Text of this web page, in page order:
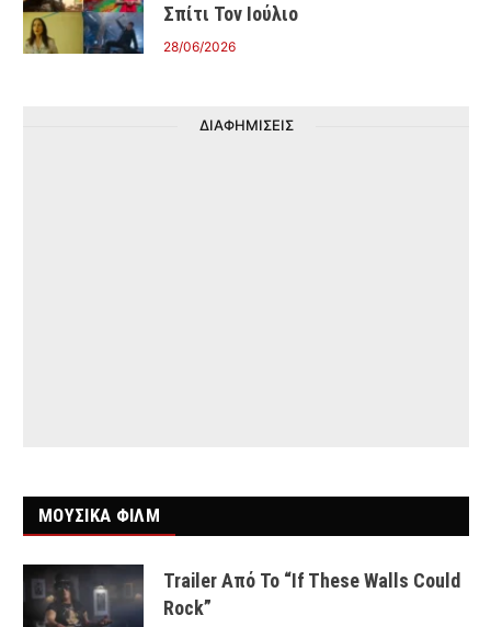
Σπίτι Τον Ιούλιο
28/06/2026
ΔΙΑΦΗΜΙΣΕΙΣ
ΜΟΥΣΙΚΑ ΦΙΛΜ
Trailer Από Το “If These Walls Could
Rock”